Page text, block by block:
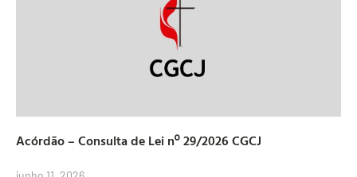
Acórdão – Consulta de Lei nº 29/2026 CGCJ